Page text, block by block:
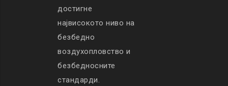
достигне
највисокото ниво на
безбедно
воздухопловство и
безбедносните
стандарди.